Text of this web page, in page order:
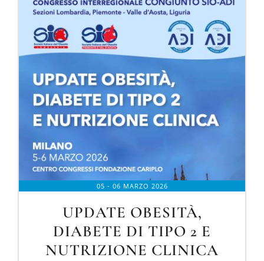
05 - 06 MARZO 2026
UPDATE OBESITÀ,
DIABETE DI TIPO 2 E
NUTRIZIONE CLINICA